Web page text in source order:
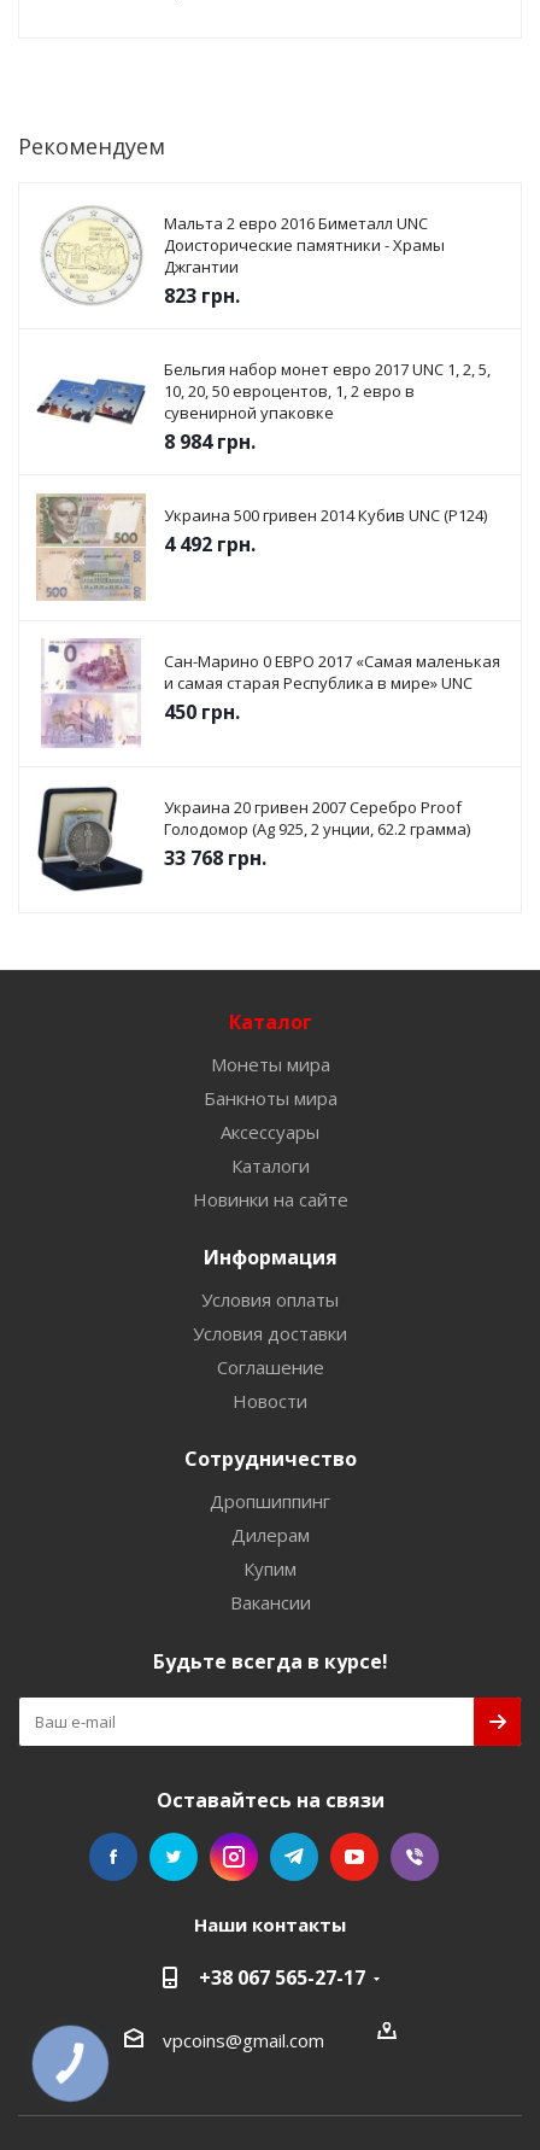
Рекомендуем
Мальта 2 евро 2016 Биметалл UNC
Доисторические памятники - Храмы
Джгантии
823 грн.
Бельгия набор монет евро 2017 UNC 1, 2, 5,
10, 20, 50 евроцентов, 1, 2 евро в
сувенирной упаковке
8 984грн.
Украина 500 гривен 2014 Кубив UNC (P124)
4 492 грн.
Сан-Марино 0 ЕВРО 2017 «Самая маленькая
и самая старая Республика в мире» UNC
450 грн.
Украина 20 гривен 2007 Серебро Proof
Голодомор (Ag 925, 2 унции, 62.2 грамма)
33 768 грн.
Каталог
Монеты мира
Банкноты мира
Аксессуары
Каталоги
Новинки на сайте
Информация
Условия оплаты
Условия доставки
Соглашение
Новости
Сотрудничество
Дропшиппинг
Дилерам
Купим
Вакансии
Будьте всегда в курсе!
Оставайтесь на связи
Наши контакты
+38 067 565-27-17
vpcoins@gmail.com
КНОПКА
СВЯЗИ